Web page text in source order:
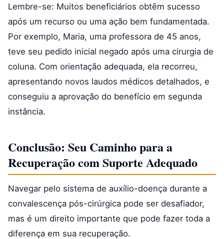
Lembre-se: Muitos beneficiários obtêm sucesso
após um recurso ou uma ação bem fundamentada.
Por exemplo, Maria, uma professora de 45 anos,
teve seu pedido inicial negado após uma cirurgia de
coluna. Com orientação adequada, ela recorreu,
apresentando novos laudos médicos detalhados, e
conseguiu a aprovação do benefício em segunda
instância.
Conclusão: Seu Caminho para a
Recuperação com Suporte Adequado
Navegar pelo sistema de auxílio-doença durante a
convalescença pós-cirúrgica pode ser desafiador,
mas é um direito importante que pode fazer toda a
diferença em sua recuperação.